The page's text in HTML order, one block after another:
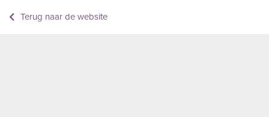
Terug naar de website